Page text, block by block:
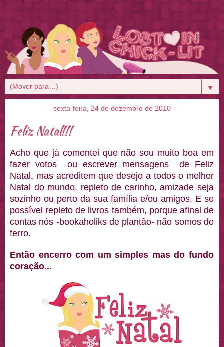
▼
sexta-feira, 24 de dezembro de 2010
Feliz Natal!!!
Acho que já comentei que não sou muito boa em
fazer votos ou escrever mensagens de Feliz
Natal, mas acreditem que desejo a todos o melhor
Natal do mundo, repleto de carinho, amizade seja
sozinho ou perto da sua família e/ou amigos. E se
possível repleto de livros também, porque afinal de
contas nós -bookaholiks de plantão- não somos de
ferro.
Então encerro com um simples mas do fundo
coração...